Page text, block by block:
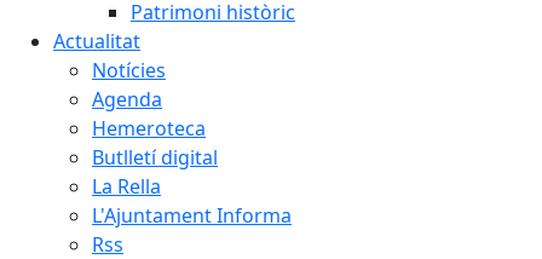
Patrimoni històric
Actualitat
Notícies
Agenda
Hemeroteca
Butlletí digital
La Rella
L'Ajuntament Informa
Rss